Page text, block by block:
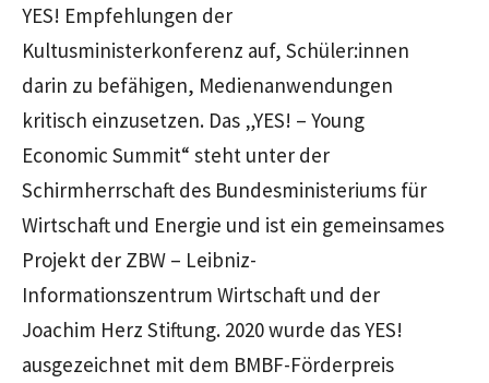
YES! Empfehlungen der
Kultusministerkonferenz auf, Schüler:innen
darin zu befähigen, Medienanwendungen
kritisch einzusetzen. Das „YES! – Young
Economic Summit“ steht unter der
Schirmherrschaft des Bundesministeriums für
Wirtschaft und Energie und ist ein gemeinsames
Projekt der ZBW – Leibniz-
Informationszentrum Wirtschaft und der
Joachim Herz Stiftung. 2020 wurde das YES!
ausgezeichnet mit dem BMBF-Förderpreis